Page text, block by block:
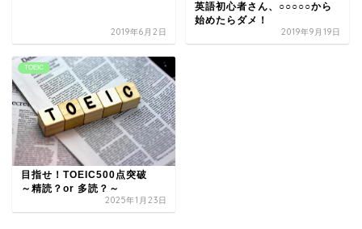
2019年6月2日
英語初心者さん、○○○○○から
始めたらダメ！
2019年9月19日
TOEIC
目指せ！TOEIC500点突破
～精読？or 多読？～
2025年1月23日